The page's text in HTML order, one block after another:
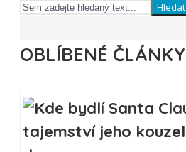
Hledat
OBLÍBENÉ ČLÁNKY